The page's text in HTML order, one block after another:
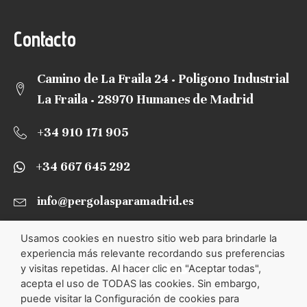
Contacto
Camino de La Fraila 24 · Poligono Industrial
La Fraila · 28970 Humanes de Madrid
+34 910 171 905
+34 667 645 292
info@pergolasparamadrid.es
Síguenos
Usamos cookies en nuestro sitio web para brindarle la
experiencia más relevante recordando sus preferencias
y visitas repetidas. Al hacer clic en "Aceptar todas",
acepta el uso de TODAS las cookies. Sin embargo,
puede visitar la Configuración de cookies para